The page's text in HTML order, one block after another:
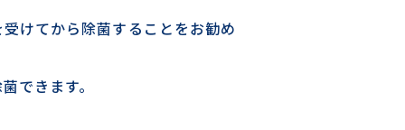
けてから除菌することをお勧め
できます。